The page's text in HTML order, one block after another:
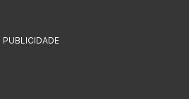
PUBLICIDADE